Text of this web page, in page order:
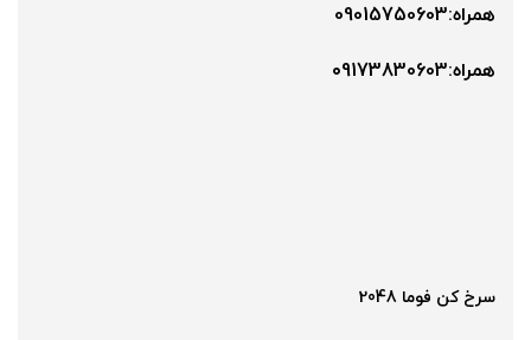
همراه:09015750603
همراه:۰9173830603
سرخ کن فوما 2048